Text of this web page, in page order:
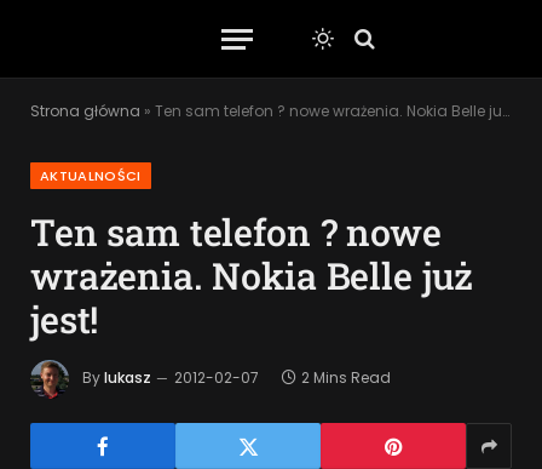
Strona główna » Ten sam telefon ? nowe wrażenia. Nokia Belle już jest!
AKTUALNOŚCI
Ten sam telefon ? nowe
wrażenia. Nokia Belle już
jest!
Bylukasz 2012-02-07 2 Mins Read